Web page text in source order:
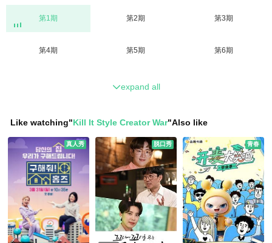
第1期 第2期 第3期
第4期 第5期 第6期
expand all
Like watching"Kill It Style Creator War"Also like
真人秀 脱口秀 青春